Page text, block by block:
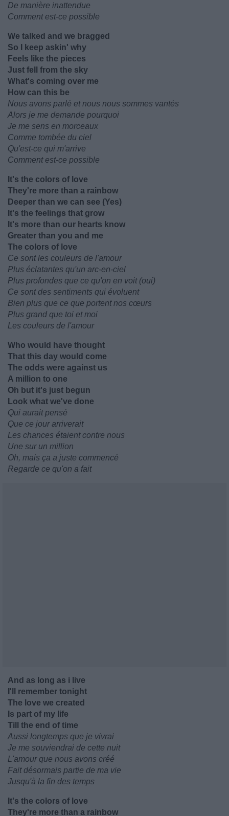
De manière inattendue
Comment est-ce possible
We talked and we bragged
So I keep askin' why
Feels like the pieces
Just fell from the sky
What's coming over me
How can this be
Nous avons parlé et nous nous sommes vantés
Alors je me demande pourquoi
Je me sens en morceaux
Comme tombée du ciel
Qu'est-ce qui m'arrive
Comment est-ce possible
It's the colors of love
They're more than a rainbow
Deeper than we can see (Yes)
It's the feelings that grow
It's more than our hearts know
Greater than you and me
The colors of love
Ce sont les couleurs de l'amour
Plus éclatantes qu'un arc-en-ciel
Plus profondes que ce qu'on en voit (oui)
Ce sont des sentiments qui évoluent
Bien plus que ce que portent nos cœurs
Plus grand que toi et moi
Les couleurs de l'amour
Who would have thought
That this day would come
The odds were against us
A million to one
Oh but it's just begun
Look what we've done
Qui aurait pensé
Que ce jour arriverait
Les chances étaient contre nous
Une sur un million
Oh, mais ça a juste commencé
Regarde ce qu'on a fait
And as long as i live
I'll remember tonight
The love we created
Is part of my life
Till the end of time
Aussi longtemps que je vivrai
Je me souviendrai de cette nuit
L'amour que nous avons créé
Fait désormais partie de ma vie
Jusqu'à la fin des temps
It's the colors of love
They're more than a rainbow